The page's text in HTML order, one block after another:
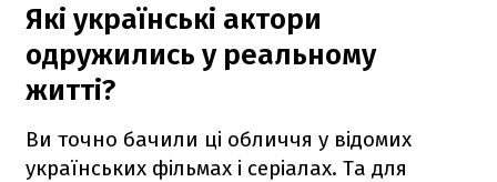
Які українські актори
одружились у реальному
житті?
Ви точно бачили ці обличчя у відомих
українських фільмах і серіалах. Та для